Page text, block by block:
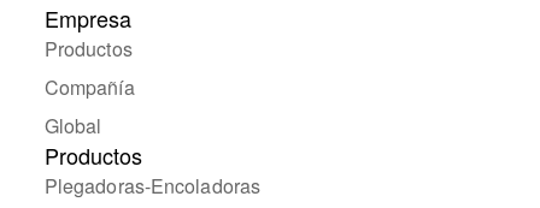
Empresa
Productos
Compañía
Global
Productos
Plegadoras-Encoladoras